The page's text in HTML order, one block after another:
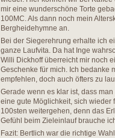
mir eine wunderschöne Torte
100MC. Als dann noch mein
Bergheidehymne an.
Bei der Siegerehrung erhalte ich
ganze Laufvita. Da hat Inge
Willi Dickhoff überreicht mir noch
Geschenke für mich. Ich bedanke
empfehlen, doch auch öfters zu
Gerade wenn es klar ist, dass
eine gute Möglichkeit, sich wieder
100sten weitergehen, denn das
Gefühl beim Zieleinlauf brauche
Fazit: Bertlich war die richtige